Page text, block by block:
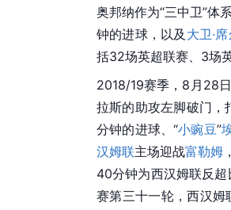
奥邦纳作为“三中卫”体
钟的进球，以及 大卫·
括32场英超联赛、3场
2018/19赛季，8月28
拉斯的助攻左脚破门，
分钟的进球、“小豌豆”
汉姆联主场迎战富勒姆
40分钟为西汉姆联反
赛第三十一轮，西汉姆